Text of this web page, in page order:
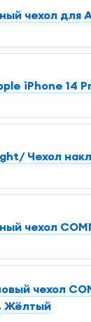
чехол для
iPhone 14
Чехол
чехол
чехол
Жёлтый